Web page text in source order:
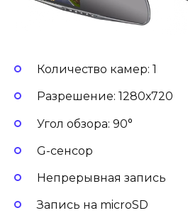
Количество камер: 1
Разрешение: 1280х720
Угол обзора: 90°
G-сенсор
Непрерывная запись
Запись на microSD